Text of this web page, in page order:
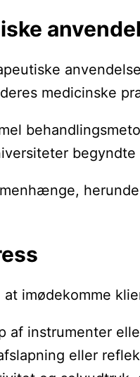
medicinske
imødekomme
instrumenter
eller